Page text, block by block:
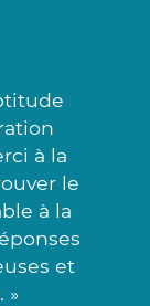
à la
le
à la
et
»